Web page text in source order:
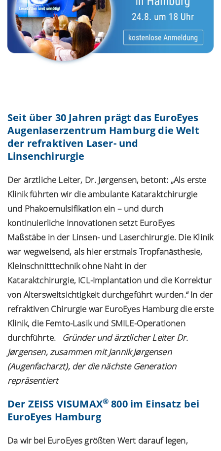
Video laden
YouTube immer entsperren
Seit über 30 Jahren prägt das EuroEyes
Augenlaserzentrum Hamburg die Welt
der refraktiven Laser- und
Linsenchirurgie
Der ärztliche Leiter, Dr. Jørgensen, betont: „Als erste
Klinik führten wir die ambulante Kataraktchirurgie
und Phakoemulsifikation ein – und durch
kontinuierliche Innovationen setzt EuroEyes
Maßstäbe in der Linsen- und Laserchirurgie. Die Klinik
war wegweisend, als hier erstmals Tropfanästhesie,
Kleinschnitttechnik ohne Naht in der
Kataraktchirurgie, ICL-Implantation und die Korrektur
von Altersweitsichtigkeit durchgeführt wurden.“ In der
refraktiven Chirurgie war EuroEyes Hamburg die erste
Klinik, die Femto-Lasikund SMILE-Operationen
durchführte.
Gründer und ärztlicher Leiter Dr.
Jørgensen, zusammen mit Jannik Jørgensen
(Augenfacharzt), der die nächste Generation
repräsentiert
Der ZEISS VISUMAX® 800 im Einsatz bei
EuroEyes Hamburg
Da wir bei EuroEyes größten Wert darauf legen,